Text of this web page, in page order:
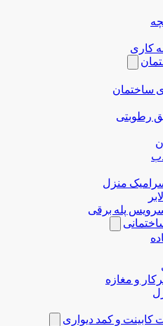
کاری
ساختمان
رطوبتی
منزل
پله برقی
و مغازه
و کمد دیواری